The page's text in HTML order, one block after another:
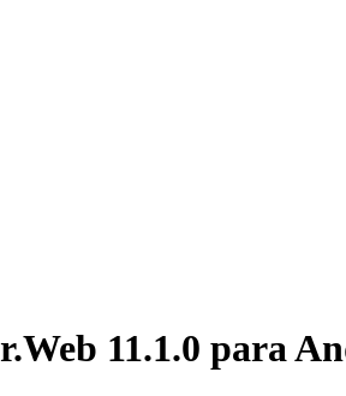
11.1.0 para